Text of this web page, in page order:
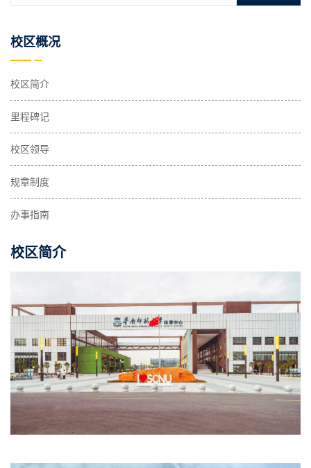
校区概况
校区简介
里程碑记
校区领导
规章制度
办事指南
校区简介